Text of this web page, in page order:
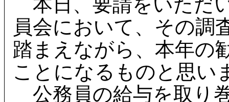
員会において、その調
踏まえながら、本年の
ことになるものと思い
公務員の給与を取り